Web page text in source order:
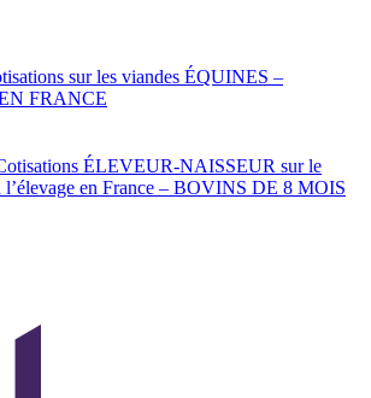
sur les viandes ÉQUINES –
FRANCE
ÉLEVEUR-NAISSEUR sur le
l’élevage en France – BOVINS DE 8 MOIS